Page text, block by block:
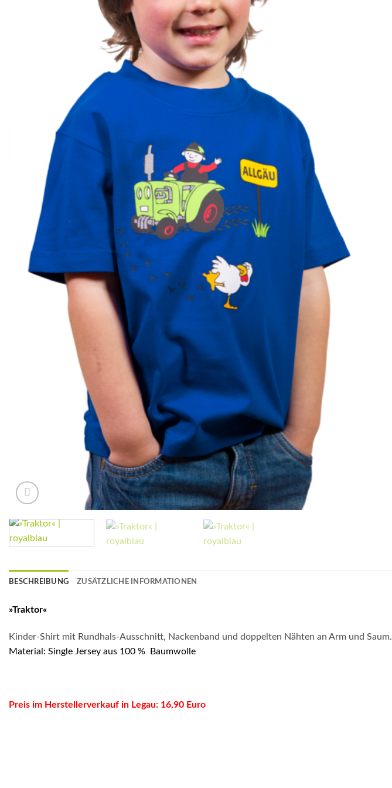
BESCHREIBUNG ZUSÄTZLICHE INFORMATIONEN
»Traktor«
Kinder-Shirt mit Rundhals-Ausschnitt, Nackenband und doppelten Nähten an Arm und Saum.
Material: Single Jersey aus 100 % Baumwolle
Preis im Herstellerverkauf in Legau: 16,90 Euro